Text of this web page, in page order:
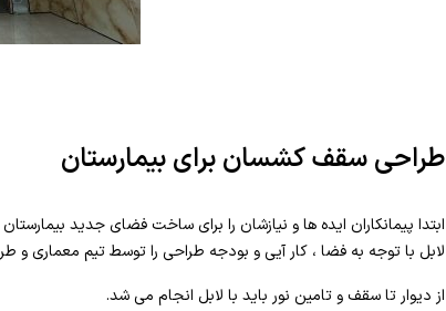
طراحی سقف کشسان برای بیمارستان
ابتدا پیمانکاران ایده ها و نیازشان را برای ساخت فضای جدید بیمارستان
لابل با توجه به فضا ، کار آیی و بودجه طراحی را توسط تیم معماری و
از دیوار تا سقف و تامین نور باید با لابل انجام می شد.